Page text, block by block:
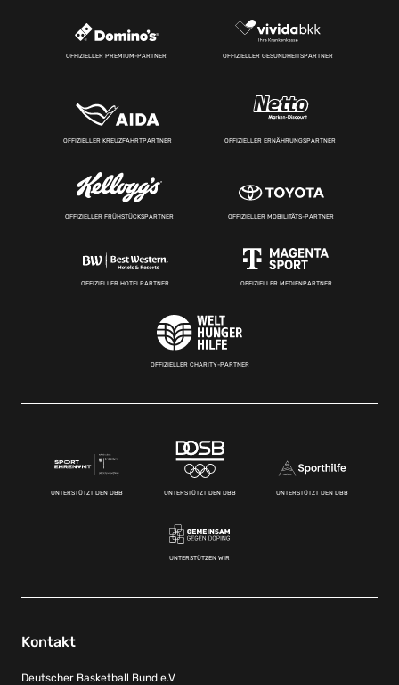
OFFIZIELLER PREMIUM-PARTNER OFFIZIELLER GESUNDHEITSPARTNER
OFFIZIELLER KREUZFAHRTPARTNER OFFIZIELLER ERNÄHRUNGSPARTNER
OFFIZIELLER FRÜHSTÜCKSPARTNER OFFIZIELLER MOBILITÄTS-PARTNER
OFFIZIELLER HOTELPARTNER OFFIZIELLER MEDIENPARTNER
OFFIZIELLER CHARITY-PARTNER
UNTERSTÜTZT DEN DBB UNTERSTÜTZT DEN DBB UNTERSTÜTZT DEN DBB
UNTERSTÜTZEN WIR
Kontakt
Deutscher Basketball Bund e.V